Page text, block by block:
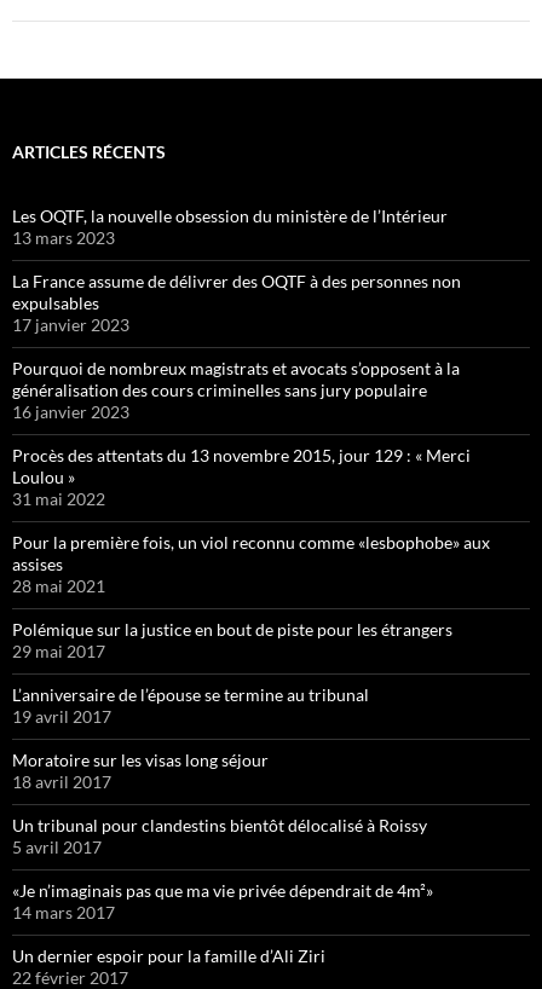
ARTICLES RÉCENTS
Les OQTF, la nouvelle obsession du ministère de l’Intérieur
13 mars 2023
La France assume de délivrer des OQTF à des personnes non
expulsables
17 janvier 2023
Pourquoi de nombreux magistrats et avocats s’opposent à la
généralisation des cours criminelles sans jury populaire
16 janvier 2023
Procès des attentats du 13 novembre 2015, jour 129 : « Merci
Loulou »
31 mai 2022
Pour la première fois, un viol reconnu comme «lesbophobe» aux
assises
28 mai 2021
Polémique sur la justice en bout de piste pour les étrangers
29 mai 2017
L’anniversaire de l’épouse se termine au tribunal
19 avril 2017
Moratoire sur les visas long séjour
18 avril 2017
Un tribunal pour clandestins bientôt délocalisé à Roissy
5 avril 2017
«Je n’imaginais pas que ma vie privée dépendrait de 4m²»
14 mars 2017
Un dernier espoir pour la famille d’Ali Ziri
22 février 2017